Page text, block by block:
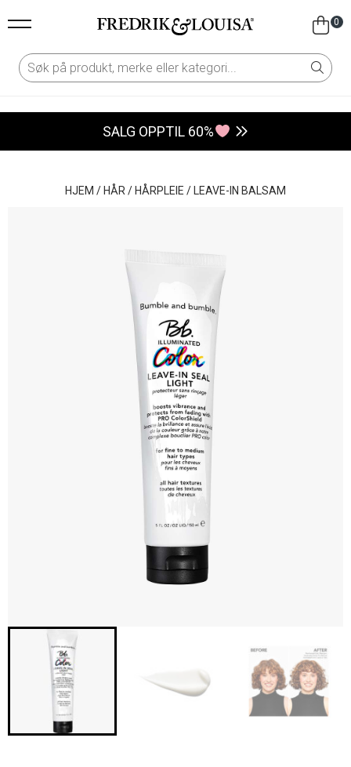
0
SALG OPPTIL 60%
HJEM / HÅR / HÅRPLEIE / LEAVE-IN BALSAM